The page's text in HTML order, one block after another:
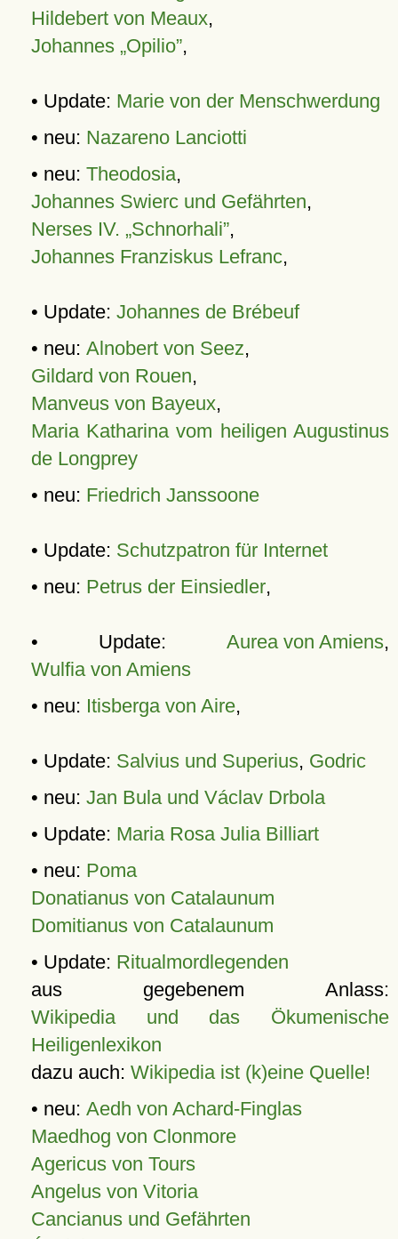
Hildebert von Meaux,
Johannes „Opilio”,
• Update: Marie von der Menschwerdung
• neu: Nazareno Lanciotti
• neu: Theodosia,
Johannes Swierc und Gefährten,
Nerses IV. „Schnorhali”,
Johannes Franziskus Lefranc,
• Update: Johannes de Brébeuf
• neu: Alnobert von Seez,
Gildard von Rouen,
Manveus von Bayeux,
Maria Katharina vom heiligen Augustinus
de Longprey
• neu: Friedrich Janssoone
• Update: Schutzpatron für Internet
• neu: Petrus der Einsiedler,
• Update: Aurea von Amiens,
Wulfia von Amiens
• neu: Itisberga von Aire,
• Update: Salvius und Superius, Godric
• neu: Jan Bula und Václav Drbola
• Update: Maria Rosa Julia Billiart
• neu: Poma
Donatianus von Catalaunum
Domitianus von Catalaunum
• Update: Ritualmordlegenden
aus gegebenem Anlass:
Wikipedia und das Ökumenische
Heiligenlexikon
dazu auch: Wikipedia ist (k)eine Quelle!
• neu: Aedh von Achard-Finglas
Maedhog von Clonmore
Agericus von Tours
Angelus von Vitoria
Cancianus und Gefährten